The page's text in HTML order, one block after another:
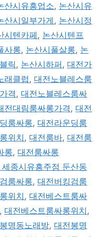
산시유흥업소, 논산시유
산시일부가게 , 논산시정
시텐카페 , 논산시텐프
사롱, 논산시풀살롱, 논
릭 , 논산시하퍼 , 대전가
래클럽 , 대전노블레스룸
격 , 대전노블레스룸싸
전대림룸싸롱가격 , 대전
룸싸롱, 대전라운딩룸
위치 , 대전룸바, 대전룸
롱, 대전룸싸롱
종시유흥주점 둔산동
룸싸롱, 대전버킹검룸
위치 , 대전베스트룸싸
, 대전베스트룸싸롱위치 ,
명동노래방, 대전봉명